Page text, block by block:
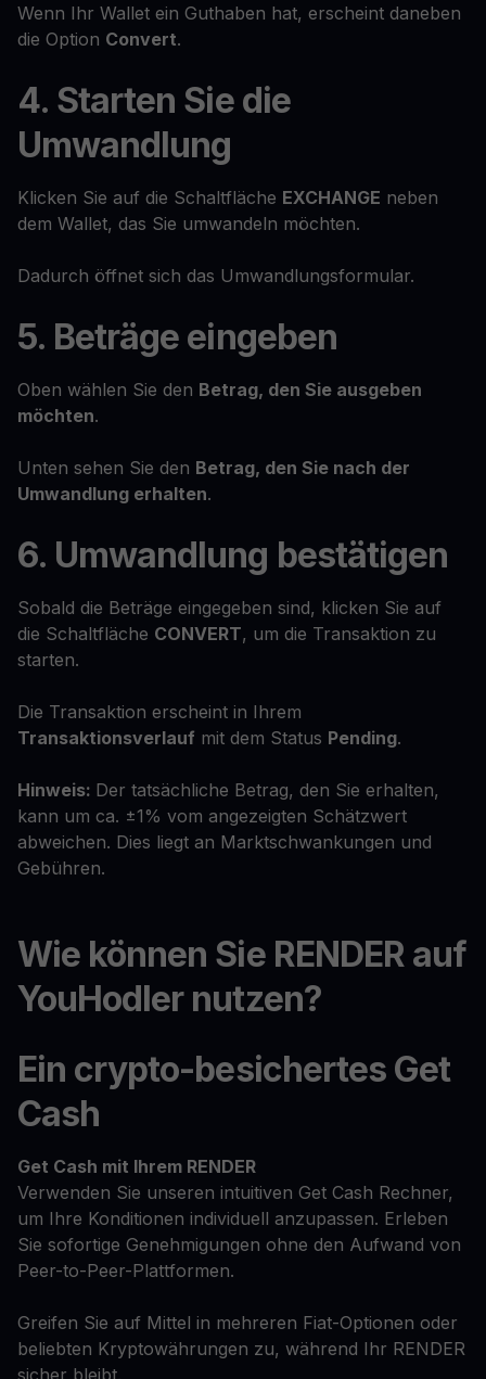
Wenn Ihr Wallet ein Guthaben hat, erscheint daneben
die Option Convert.
4. Starten Sie die
Umwandlung
Klicken Sie auf die Schaltfläche EXCHANGE neben
dem Wallet, das Sie umwandeln möchten.
Dadurch öffnet sich das Umwandlungsformular.
5. Beträge eingeben
Oben wählen Sie den Betrag, den Sie ausgeben
möchten.
Unten sehen Sie den Betrag, den Sie nach der
Umwandlung erhalten.
6. Umwandlung bestätigen
Sobald die Beträge eingegeben sind, klicken Sie auf
die Schaltfläche CONVERT, um die Transaktion zu
starten.
Die Transaktion erscheint in Ihrem
Transaktionsverlauf mit dem Status Pending.
Hinweis: Der tatsächliche Betrag, den Sie erhalten,
kann um ca. ±1% vom angezeigten Schätzwert
abweichen. Dies liegt an Marktschwankungen und
Gebühren.
Wie können Sie RENDER auf
YouHodler nutzen?
Ein crypto-besichertes Get
Cash
Get Cash mit Ihrem RENDER
Verwenden Sie unseren intuitiven Get Cash Rechner,
um Ihre Konditionen individuell anzupassen. Erleben
Sie sofortige Genehmigungen ohne den Aufwand von
Peer-to-Peer-Plattformen.
Greifen Sie auf Mittel in mehreren Fiat-Optionen oder
beliebten Kryptowährungen zu, während Ihr RENDER